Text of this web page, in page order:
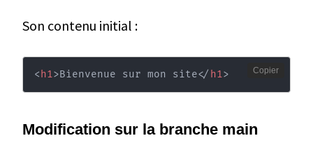
Son contenu initial :
< h1>Bienvenue sur mon site</ h1> Copier
Modification sur la branche main